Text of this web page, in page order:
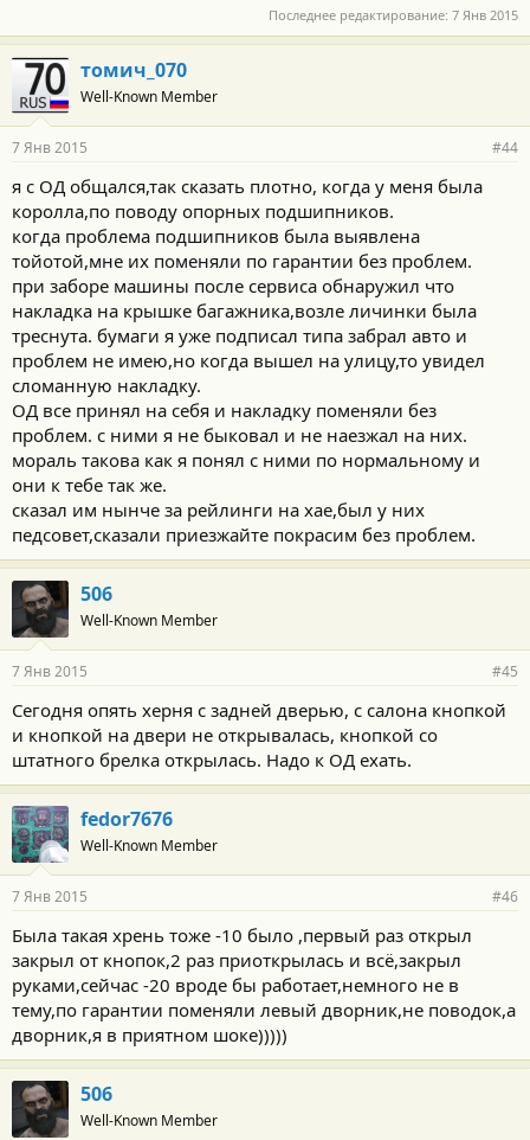
Последнее редактирование: 7 Янв 2015
томич_070
Well-Known Member
7 Янв 2015 #44
я с ОД общался,так сказать плотно, когда у меня была
королла,по поводу опорных подшипников.
когда проблема подшипников была выявлена
тойотой,мне их поменяли по гарантии без проблем.
при заборе машины после сервиса обнаружил что
накладка на крышке багажника,возле личинки была
треснута. бумаги я уже подписал типа забрал авто и
проблем не имею,но когда вышел на улицу,то увидел
сломанную накладку.
ОД все принял на себя и накладку поменяли без
проблем. с ними я не быковал и не наезжал на них.
мораль такова как я понял с ними по нормальному и
они к тебе так же.
сказал им нынче за рейлинги на хае,был у них
педсовет,сказали приезжайте покрасим без проблем.
506
Well-Known Member
7 Янв 2015 #45
Сегодня опять херня с задней дверью, с салона кнопкой
и кнопкой на двери не открывалась, кнопкой со
штатного брелка открылась. Надо к ОД ехать.
fedor7676
Well-Known Member
7 Янв 2015 #46
Была такая хрень тоже -10 было ,первый раз открыл
закрыл от кнопок,2 раз приоткрылась и всё,закрыл
руками,сейчас -20 вроде бы работает,немного не в
тему,по гарантии поменяли левый дворник,не поводок,а
дворник,я в приятном шоке)))))
506
Well-Known Member